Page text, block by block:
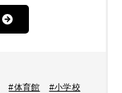
#体育館
#小学校